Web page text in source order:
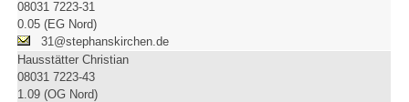
08031 7223-31
0.05 (EG Nord)
31@stephanskirchen.de
Hausstätter Christian
08031 7223-43
1.09 (OG Nord)